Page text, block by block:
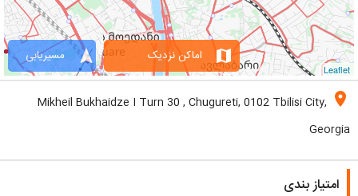
Leaflet
navigation مسیریابی map اماکن نزدیک
location_on
Mikheil Bukhaidze I Turn 30 , Chugureti, 0102 Tbilisi City,
Georgia
امتیاز بندی